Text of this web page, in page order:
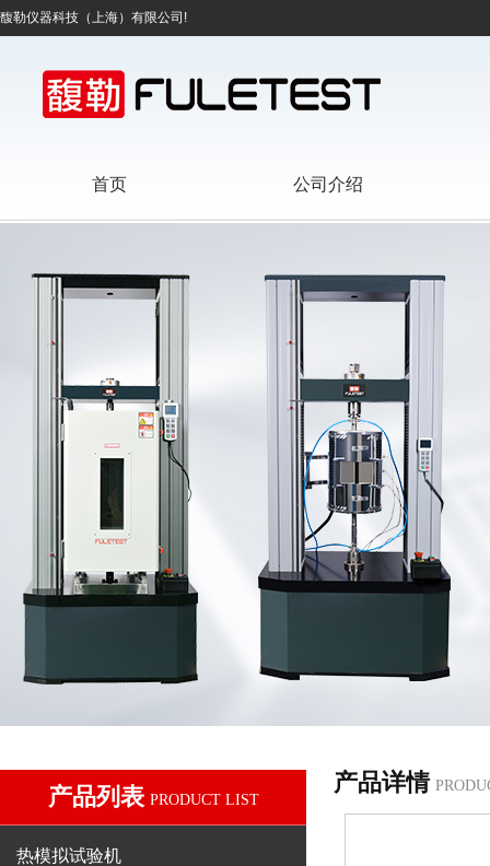
馥勒仪器科技（上海）有限公司!
首页 公司介绍
产品列表 PRODUCT LIST
热模拟试验机
产品详情